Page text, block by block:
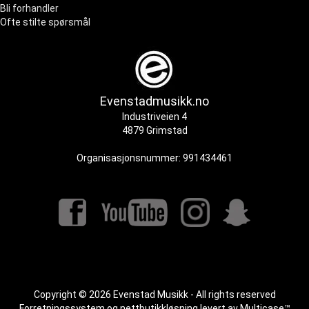
Bli forhandler
Ofte stilte spørsmål
Evenstadmusikk.no
Industriveien 4
4879 Grimstad
Organisasjonsnummer: 991434461
Copyright © 2026 Evenstad Musikk - All rights reserved